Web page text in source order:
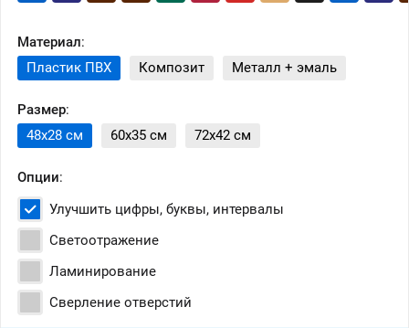
Материал:
Пластик ПВХ
Композит Металл + эмаль
Размер:
48x28 см
60x35 см 72x42 см
Опции:
Улучшить цифры, буквы, интервалы
Светоотражение
Ламинирование
Сверление отверстий